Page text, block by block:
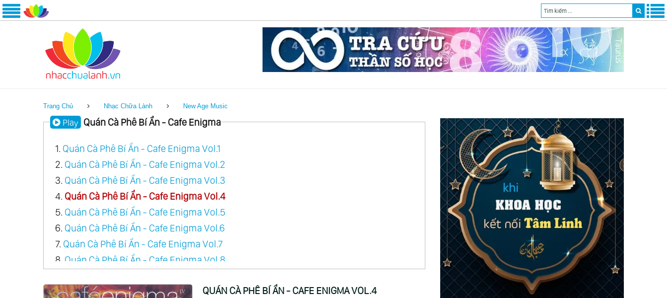
Trang Chủ Nhạc Chữa Lành New Age Music
Play Quán Cà Phê Bí Ẩn - Cafe Enigma
1. Quán Cà Phê Bí Ẩn - Cafe Enigma Vol.1
2. Quán Cà Phê Bí Ẩn - Cafe Enigma Vol.2
3. Quán Cà Phê Bí Ẩn - Cafe Enigma Vol.3
4. Quán Cà Phê Bí Ẩn - Cafe Enigma Vol.4
5. Quán Cà Phê Bí Ẩn - Cafe Enigma Vol.5
6. Quán Cà Phê Bí Ẩn - Cafe Enigma Vol.6
7. Quán Cà Phê Bí Ẩn - Cafe Enigma Vol.7
8. Quán Cà Phê Bí Ẩn - Cafe Enigma Vol.8
10.Quán Cà Phê Bí Ẩn - Cafe Enigma Vol.10QUÁN CÀ PHÊ BÍ ẨN - CAFE ENIGMA VOL.4